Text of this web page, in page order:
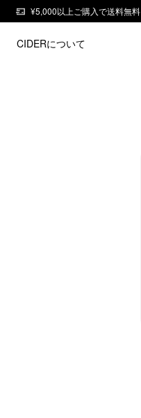
¥5,000以上ご購入で送料無料
CIDERについて